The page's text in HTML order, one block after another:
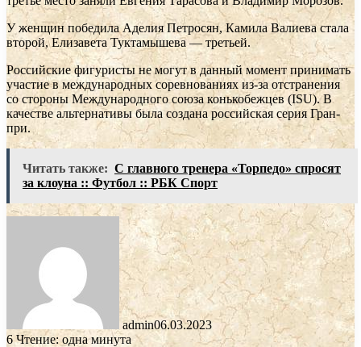
У женщин победила Аделия Петросян, Камила Валиева стала
второй, Елизавета Туктамышева — третьей.
Российские фигуристы не могут в данный момент принимать
участие в международных соревнованиях из-за отстранения
со стороны Международного союза конькобежцев (ISU). В
качестве альтернативы была создана российская серия Гран-
при.
Читать также: С главного тренера «Торпедо» спросят
за клоуна :: Футбол :: РБК Спорт
admin06.03.2023
6Чтение: одна минута